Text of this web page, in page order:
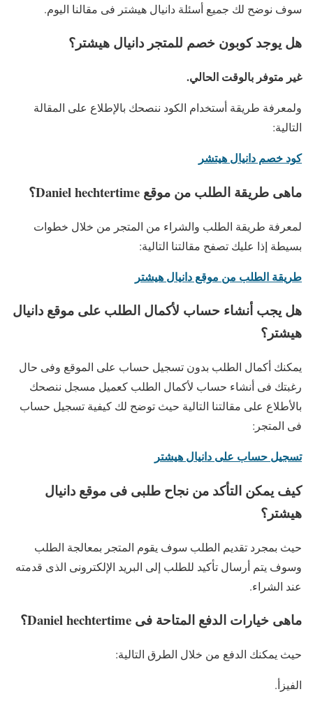
سوف نوضح لك جميع أسئلة دانيال هيشتر فى مقالنا اليوم.
هل يوجد كوبون خصم للمتجر دانيال هيشتر؟
غير متوفر بالوقت الحالي.
ولمعرفة طريقة أستخدام الكود ننصحك بالإطلاع على المقالة
التالية:
كود خصم دانيال هيتشر
ماهى طريقة الطلب من موقع Daniel hechtertime؟
لمعرفة طريقة الطلب والشراء من المتجر من خلال خطوات
بسيطة إذا عليك تصفح مقالتنا التالية:
طريقة الطلب من موقع دانيال هيشتر
هل يجب أنشاء حساب لأكمال الطلب على موقع دانيال
هيشتر؟
يمكنك أكمال الطلب بدون تسجيل حساب على الموقع وفى حال
رغبتك فى أنشاء حساب لأكمال الطلب كعميل مسجل ننصحك
بالأطلاع على مقالتنا التالية حيث توضح لك كيفية تسجيل حساب
فى المتجر:
تسجيل حساب على دانيال هيشتر
كيف يمكن التأكد من نجاح طلبى فى موقع دانيال
هيشتر؟
حيث بمجرد تقديم الطلب سوف يقوم المتجر بمعالجة الطلب
وسوف يتم أرسال تأكيد للطلب إلى البريد الإلكترونى الذى قدمته
عند الشراء.
ماهى خيارات الدفع المتاحة فى Daniel hechtertime؟
حيث يمكنك الدفع من خلال الطرق التالية:
الفيزأ.